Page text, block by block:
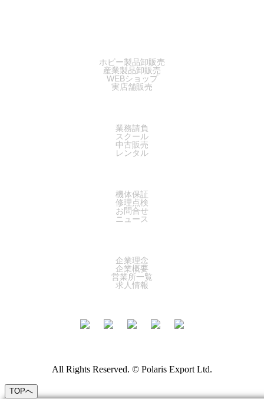
ホビー製品卸販売
産業製品卸販売
WEBショップ
実店舗販売
業務請負
スクール
中古販売
レンタル
機体保証
修理点検
お問合せ
ニュース
企業理念
企業概要
営業所一覧
求人情報
All Rights Reserved. © Polaris Export Ltd.
TOPへ